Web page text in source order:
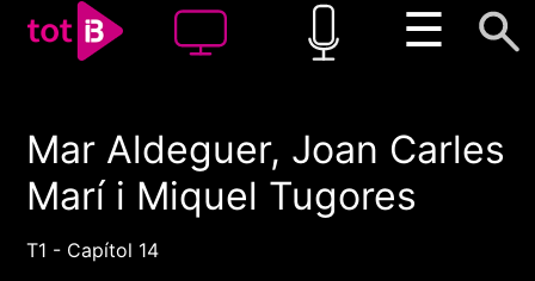
☰
00:00 00:00
1x
Mar Aldeguer, Joan Carles
Marí i Miquel Tugores
T1 - Capítol 14